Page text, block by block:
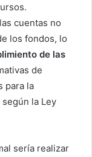
las cuentas no
los fondos, lo
de las
de
para la
la Ley
sería realizar